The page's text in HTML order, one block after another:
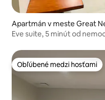
Apartmán v meste Great
Eve suite, 5 minút od
Obľúbené medzi hosťami
Obľúbené medzi hosťami